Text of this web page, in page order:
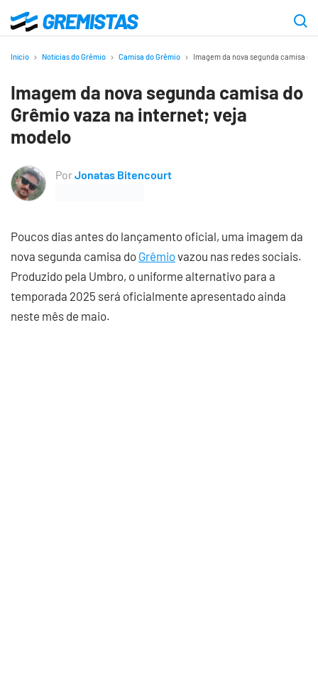
para
principal
Gremistas
Início Notícias do Grêmio Camisa do Grêmio Imagem da nova segunda camisa
Imagem da nova segunda camisa do
Grêmio vaza na internet; veja
modelo
PorJonatas Bitencourt
Poucos dias antes do lançamento oficial, uma imagem da
nova segunda camisa do Grêmiovazou nas redes sociais.
Produzido pela Umbro, o uniforme alternativo para a
temporada 2025 será oficialmente apresentado ainda
neste mês de maio.